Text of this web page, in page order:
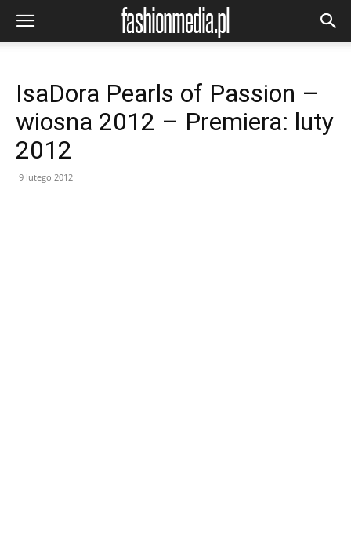
IsaDora Pearls of Passion –
wiosna 2012 – Premiera: luty
2012
9 lutego 2012